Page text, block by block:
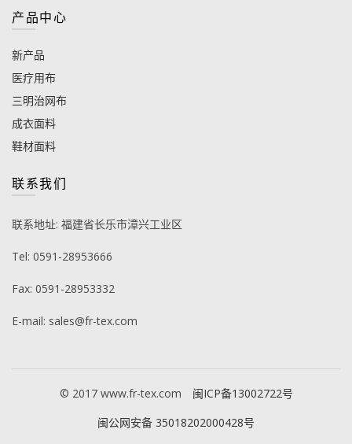
产品中心
新产品
医疗用布
三明治网布
成衣面料
鞋材面料
联系我们
联系地址: 福建省长乐市漳兴工业区
Tel: 0591-28953666
Fax: 0591-28953332
E-mail: sales@fr-tex.com
© 2017 www.fr-tex.com 闽ICP备13002722号
闽公网安备 35018202000428号